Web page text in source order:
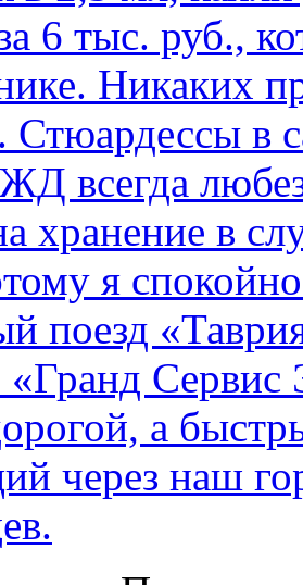
6 тыс. руб.,
Никаких
Стюардессы в
всегда
хранение в
я
поезд
Сервис
а
через наш